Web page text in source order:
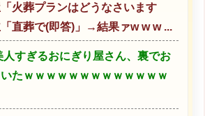
「火葬プランはどうなさいます
直葬で(即答)」→結果ァw w w ...
人すぎるおにぎり屋さん、裏でお
たｗｗｗｗｗｗｗｗｗｗｗｗｗ